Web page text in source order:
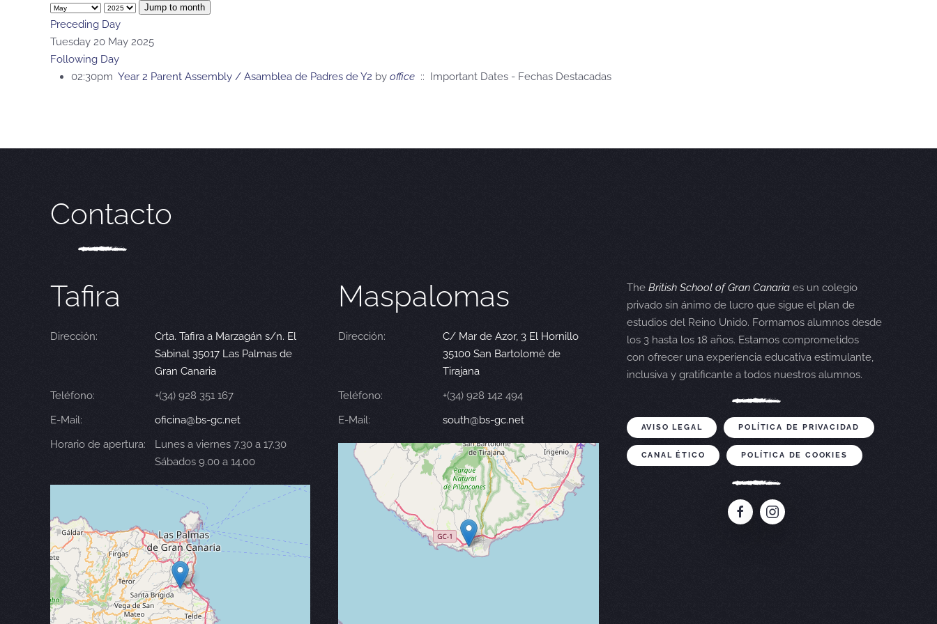
Jump to month
Preceding Day
Tuesday 20 May 2025
Following Day
02:30pm Year 2 Parent Assembly / Asamblea de Padres de Y2 by office :: Important Dates - Fechas Destacadas
Contacto
Tafira
Dirección:
Crta. Tafira a Marzagán s/n. El
Sabinal 35017 Las Palmas de
Gran Canaria
Teléfono:
+(34) 928 351 167
E-Mail:
oficina@bs-gc.net
Horario de apertura:
Lunes a viernes 7.30 a 17.30
Sábados 9.00 a 14.00
Maspalomas
Dirección:
C/ Mar de Azor, 3 El Hornillo
35100 San Bartolomé de
Tirajana
Teléfono:
+(34) 928 142 494
E-Mail:
south@bs-gc.net
The British School of Gran Canariaes un colegio
privado sin ánimo de lucro que sigue el plan de
estudios del Reino Unido. Formamos alumnos desde
los 3 hasta los 18 años. Estamos comprometidos
con ofrecer una experiencia educativa estimulante,
inclusiva y gratificante a todos nuestros alumnos.
AVISO LEGAL POLÍTICA DE PRIVACIDAD
CANAL ÉTICO POLÍTICA DE COOKIES